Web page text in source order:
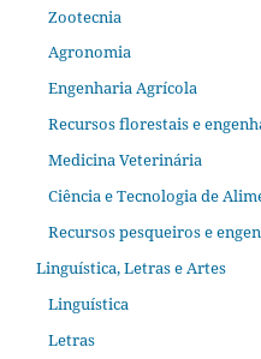
Zootecnia
Agronomia
Engenharia Agrícola
Recursos florestais e
Medicina Veterinária
Ciência e Tecnologia de
Recursos pesqueiros e
Linguística, Letras e Artes
Linguística
Letras